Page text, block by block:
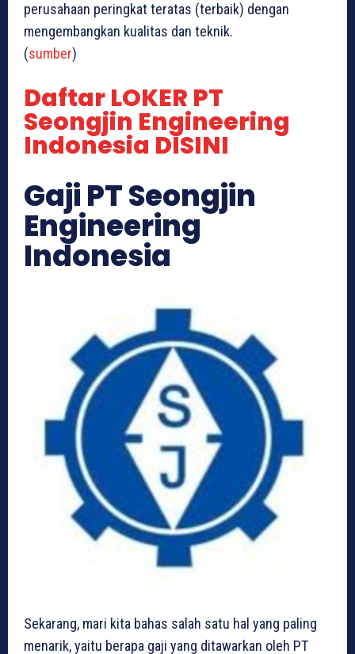
perusahaan peringkat teratas (terbaik) dengan
mengembangkan kualitas dan teknik.
(sumber)
Daftar LOKER PT
Seongjin Engineering
Indonesia DISINI
Gaji PT Seongjin
Engineering
Indonesia
Sekarang, mari kita bahas salah satu hal yang paling
menarik, yaitu berapa gaji yang ditawarkan oleh PT